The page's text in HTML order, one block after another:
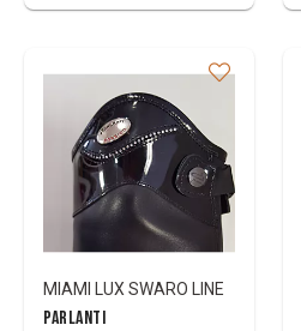
MIAMI LUX SWARO LINE
PARLANTI